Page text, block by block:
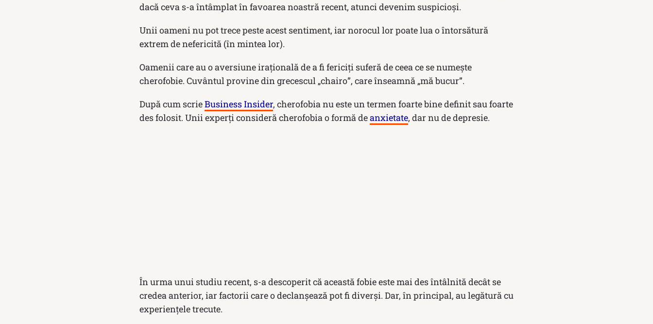
dacă ceva s-a întâmplat în favoarea noastră recent, atunci devenim suspicioși.
Unii oameni nu pot trece peste acest sentiment, iar norocul lor poate lua o întorsătură
extrem de nefericită (în mintea lor).
Oamenii care au o aversiune iraţională de a fi fericiţi suferă de ceea ce se numește
cherofobie. Cuvântul provine din grecescul „chairo”, care înseamnă „mă bucur”.
După cum scrieBusiness Insider, cherofobia nu este un termen foarte bine definit sau foarte
des folosit. Unii experţi consideră cherofobia o formă deanxietate, dar nu de depresie.
În urma unui studiu recent, s-a descoperit că această fobie este mai des întâlnită decât se
credea anterior, iar factorii care o declanşează pot fi diverşi. Dar, în principal, au legătură cu
experienţele trecute.